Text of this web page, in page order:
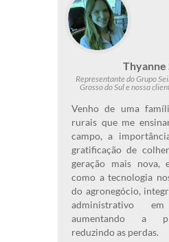
Thyanne
Representante do Grupo
Grosso do Sul e nossa
Venho de uma
rurais que me
campo, a
gratificação de
geração mais nova,
como a tecnologia
do agronegócio,
administrativo
aumentando a
reduzindo as perdas.